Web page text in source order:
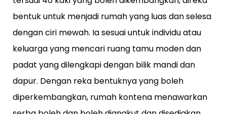
bentuk untuk menjadi rumah yang luas dan selesa
dengan ciri mewah. Ia sesuai untuk individu atau
keluarga yang mencari ruang tamu moden dan
padat yang dilengkapi dengan bilik mandi dan
dapur. Dengan reka bentuknya yang boleh
diperkembangkan, rumah kontena menawarkan